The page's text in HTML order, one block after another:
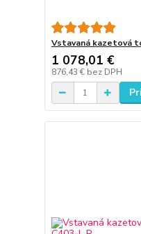
Vstavaná kazetová
1 078,01 €
876,43 € bez DPH